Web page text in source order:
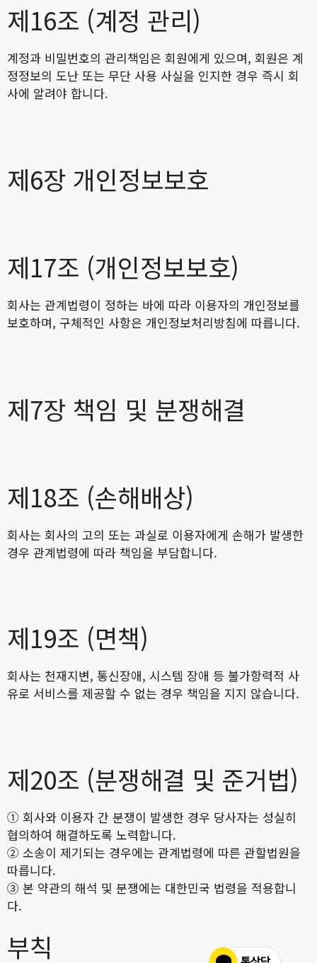
제16조 (계정 관리)
계정과 비밀번호의 관리책임은 회원에게 있으며, 회원은 계
정정보의 도난 또는 무단 사용 사실을 인지한 경우 즉시 회
사에 알려야 합니다.
제6장 개인정보보호
제17조 (개인정보보호)
회사는 관계법령이 정하는 바에 따라 이용자의 개인정보를
보호하며, 구체적인 사항은 개인정보처리방침에 따릅니다.
제7장 책임 및 분쟁해결
제18조 (손해배상)
회사는 회사의 고의 또는 과실로 이용자에게 손해가 발생한
경우 관계법령에 따라 책임을 부담합니다.
제19조 (면책)
회사는 천재지변, 통신장애, 시스템 장애 등 불가항력적 사
유로 서비스를 제공할 수 없는 경우 책임을 지지 않습니다.
제20조 (분쟁해결 및 준거법)
① 회사와 이용자 간 분쟁이 발생한 경우 당사자는 성실히
협의하여 해결하도록 노력합니다.
② 소송이 제기되는 경우에는 관계법령에 따른 관할법원을
따릅니다.
③ 본 약관의 해석 및 분쟁에는 대한민국 법령을 적용합니
다.
부칙